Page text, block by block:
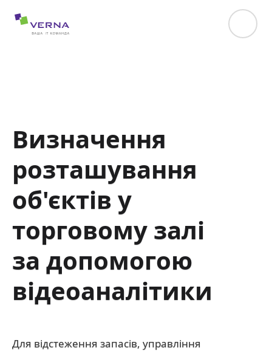
Визначення
розташування
об'єктів у
торговому залі
за допомогою
відеоаналітики
Для відстеження запасів, управління